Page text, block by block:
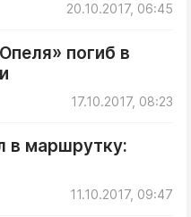
20.10.2017, 06:45
погиб в
17.10.2017, 08:23
в маршрутку:
11.10.2017, 09:47